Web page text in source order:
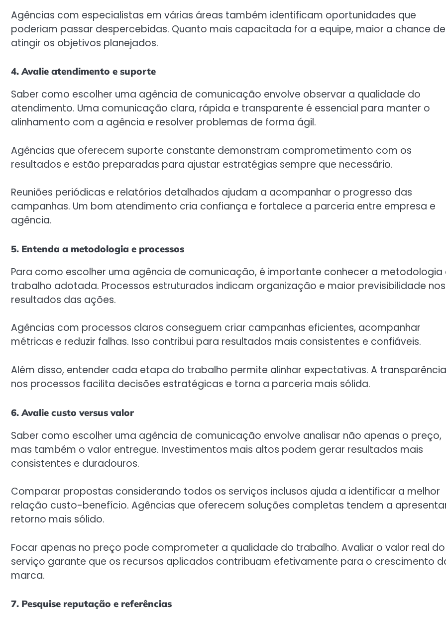
Agências com especialistas em várias áreas também identificam oportunidades que
poderiam passar despercebidas. Quanto mais capacitada for a equipe, maior a chance de
atingir os objetivos planejados.
4. Avalie atendimento e suporte
Saber como escolher uma agência de comunicação envolve observar a qualidade do
atendimento. Uma comunicação clara, rápida e transparente é essencial para manter o
alinhamento com a agência e resolver problemas de forma ágil.
Agências que oferecem suporte constante demonstram comprometimento com os
resultados e estão preparadas para ajustar estratégias sempre que necessário.
Reuniões periódicas e relatórios detalhados ajudam a acompanhar o progresso das
campanhas. Um bom atendimento cria confiança e fortalece a parceria entre empresa e
agência.
5. Entenda a metodologia e processos
Para como escolher uma agência de comunicação, é importante conhecer a metodologia
trabalho adotada. Processos estruturados indicam organização e maior previsibilidade nos
resultados das ações.
Agências com processos claros conseguem criar campanhas eficientes, acompanhar
métricas e reduzir falhas. Isso contribui para resultados mais consistentes e confiáveis.
Além disso, entender cada etapa do trabalho permite alinhar expectativas. A transparência
nos processos facilita decisões estratégicas e torna a parceria mais sólida.
6. Avalie custo versus valor
Saber como escolher uma agência de comunicação envolve analisar não apenas o preço,
mas também o valor entregue. Investimentos mais altos podem gerar resultados mais
consistentes e duradouros.
Comparar propostas considerando todos os serviços inclusos ajuda a identificar a melhor
relação custo-benefício. Agências que oferecem soluções completas tendem a
retorno mais sólido.
Focar apenas no preço pode comprometer a qualidade do trabalho. Avaliar o valor real do
serviço garante que os recursos aplicados contribuam efetivamente para o crescimento
marca.
7. Pesquise reputação e referências